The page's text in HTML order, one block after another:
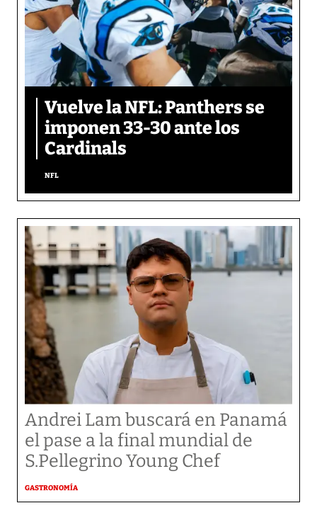
Vuelve la NFL: Panthers se
imponen 33-30 ante los
Cardinals
NFL
Andrei Lam buscará en Panamá
el pase a la final mundial de
S.Pellegrino Young Chef
GASTRONOMÍA